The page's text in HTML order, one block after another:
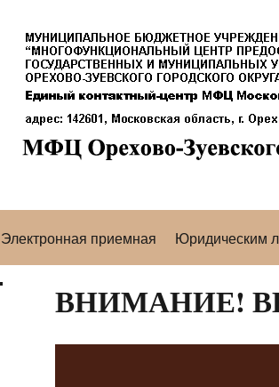
Электронная приемная Юридическим
ВНИМАНИЕ!